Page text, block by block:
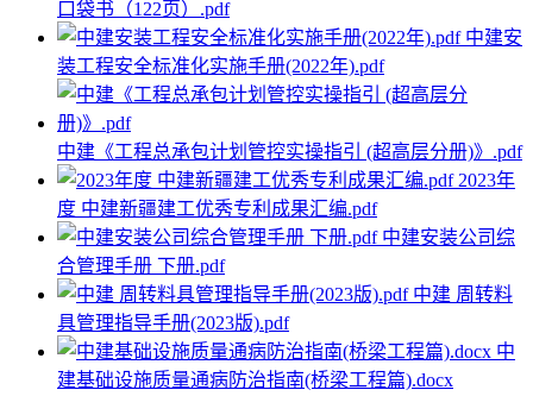
口袋书（122页）.pdf
中建安
装工程安全标准化实施手册(2022年).pdf
中建《工程总承包计划管控实操指引 (超高层分册)》.pdf
2023年
度 中建新疆建工优秀专利成果汇编.pdf
中建安装公司综
合管理手册 下册.pdf
中建 周转料
具管理指导手册(2023版).pdf
中
建基础设施质量通病防治指南(桥梁工程篇).docx